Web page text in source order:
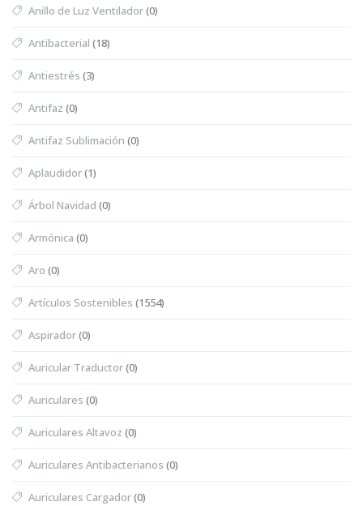
Anillo de Luz Ventilador(0)
Antibacterial (18)
Antiestrés (3)
Antifaz (0)
Antifaz Sublimación (0)
Aplaudidor(1)
Árbol Navidad (0)
Armónica (0)
Aro (0)
Artículos Sostenibles (1554)
Aspirador(0)
Auricular Traductor(0)
Auriculares (0)
Auriculares Altavoz (0)
Auriculares Antibacterianos (0)
Auriculares Cargador(0)